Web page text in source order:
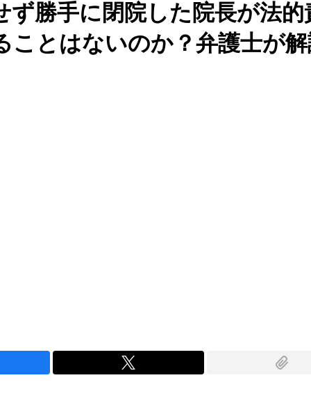
ず勝手に閉院した院長が法的
ことはないのか？弁護士が